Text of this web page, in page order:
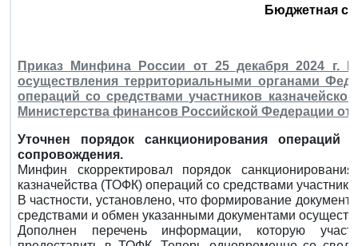
Бюджетная
Приказ Минфина России от 25 декабря 2024 г.
осуществления территориальными органами
операций со средствами участников
Министерства финансов Российской Федерации от
Уточнен порядок санкционирования операций
сопровождения.
Минфин скорректировал порядок
казначейства (ТОФК) операций со средствами
В частности, установлено, что формирование
средствами и обмен указанными документами
Дополнен перечень информации, которую